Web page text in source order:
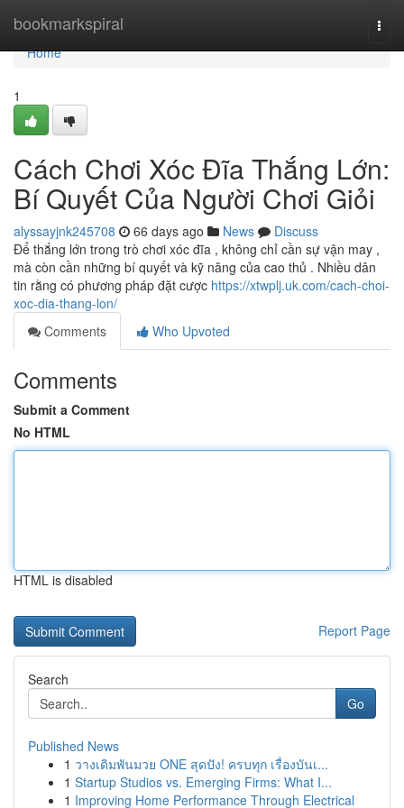
bookmarkspiral
Home
Home
1
Cách Chơi Xóc Đĩa Thắng Lớn:
Bí Quyết Của Người Chơi Giỏi
alyssayjnk245708 66 days ago News
Discuss
Để thắng lớn trong trò chơi xóc đĩa , không chỉ cần sự vận may ,
mà còn cần những bí quyết và kỹ năng của cao thủ . Nhiều dân
tin rằng có phương pháp đặt cược https://xtwplj.uk.com/cach-choi-
xoc-dia-thang-lon/
Comments
Who Upvoted
Comments
Submit a Comment
No HTML
HTML is disabled
Report Page
Search
Go
Published News
1 วางเดิมพันมวย ONE สุดปัง! ครบทุก เรื่องบันเ...
1 Startup Studios vs. Emerging Firms: What I...
1 Improving Home Performance Through Electrical